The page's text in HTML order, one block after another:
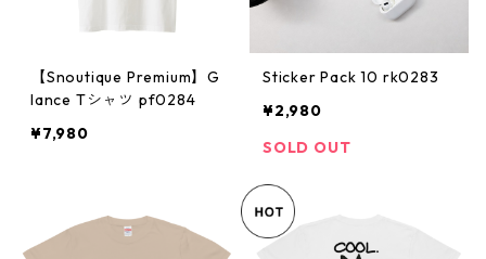
【Snoutique Premium】G
lance Tシャツ pf0284
¥7,980
Sticker Pack 10 rk0283
¥2,980
SOLD OUT